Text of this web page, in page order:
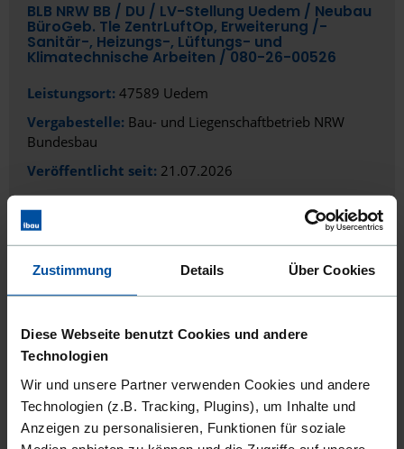
Zustimmung Details Über Cookies
Diese Webseite benutzt Cookies und andere
Technologien
Wir und unsere Partner verwenden Cookies und andere
Technologien (z.B. Tracking, Plugins), um Inhalte und
Anzeigen zu personalisieren, Funktionen für soziale
Lörrach
Lübeck
Ludwigsburg
Ludwigsfelde
Ludwigshafen am Rhein
Lüneburg
Lünen
Magdeburg
Mannheim
Marburg
Marl
BLB NRW BB /­ DU /­ LV-Stellung Uedem /­ Neubau
BüroGeb. Tle ZentrLuftOp, Erweiterung /­
Sanitär-, Heizungs-, Lüftungs- und
Klimatechnische Arbeiten /­ 080-26-00526
Leistungsort: 47589 Uedem
Vergabestelle: Bau- und Liegenschaftbetrieb NRW
Bundesbau
Veröffentlicht seit: 21.07.2026
DIESEN AUFTRAG ANSEHEN AUF MERKLISTE SETZEN
Gründungszentrums luniq Green Economy -
Maler- und Lackiererarbeiten
Leistungsort:
27572 Bremerhaven